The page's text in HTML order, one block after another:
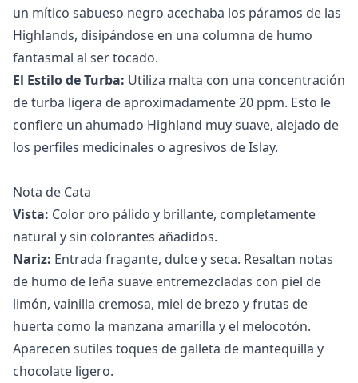
un mítico sabueso negro acechaba los páramos de las
Highlands, disipándose en una columna de humo
fantasmal al ser tocado.
El Estilo de Turba: Utiliza malta con una concentración
de turba ligera de aproximadamente 20 ppm. Esto le
confiere un ahumado Highland muy suave, alejado de
los perfiles medicinales o agresivos de Islay.
Nota de Cata
Vista: Color oro pálido y brillante, completamente
natural y sin colorantes añadidos.
Nariz: Entrada fragante, dulce y seca. Resaltan notas
de humo de leña suave entremezcladas con piel de
limón, vainilla cremosa, miel de brezo y frutas de
huerta como la manzana amarilla y el melocotón.
Aparecen sutiles toques de galleta de mantequilla y
chocolate ligero.